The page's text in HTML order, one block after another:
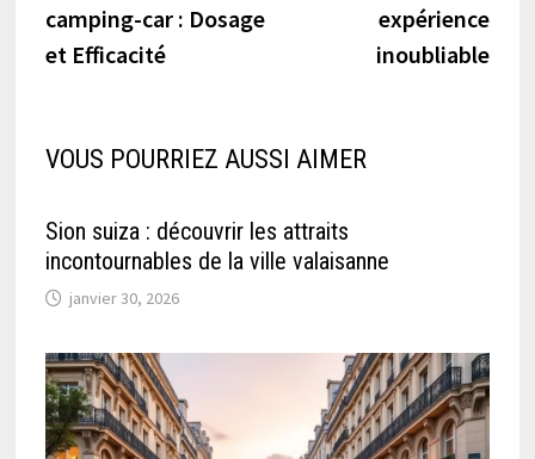
camping-car : Dosage
et Efficacité
expérience
inoubliable
VOUS POURRIEZ AUSSI AIMER
Sion suiza : découvrir les attraits
incontournables de la ville valaisanne
janvier 30, 2026